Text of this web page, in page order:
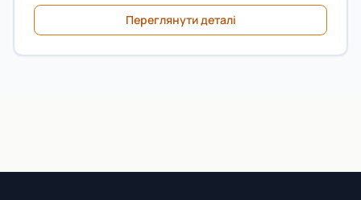
Переглянути деталі